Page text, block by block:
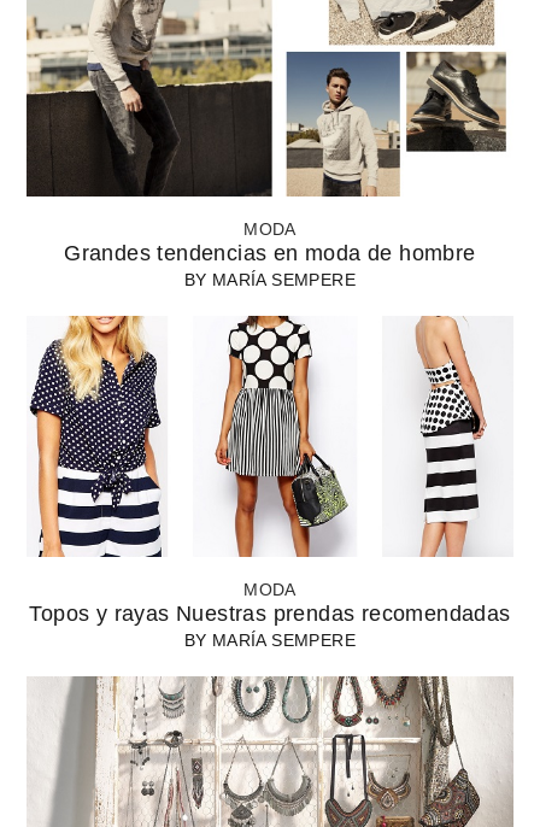
MODA
Grandes tendencias en moda de hombre
BY MARÍA SEMPERE
MODA
Topos y rayas Nuestras prendas recomendadas
BY MARÍA SEMPERE